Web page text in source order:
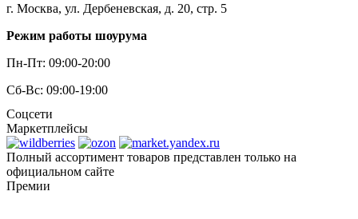
г. Москва, ул. Дербеневская, д. 20, стр. 5
Режим работы шоурума
Пн-Пт: 09:00-20:00
Сб-Вс: 09:00-19:00
Соцсети
Маркетплейсы
Полный ассортимент товаров представлен только на
официальном сайте
Премии